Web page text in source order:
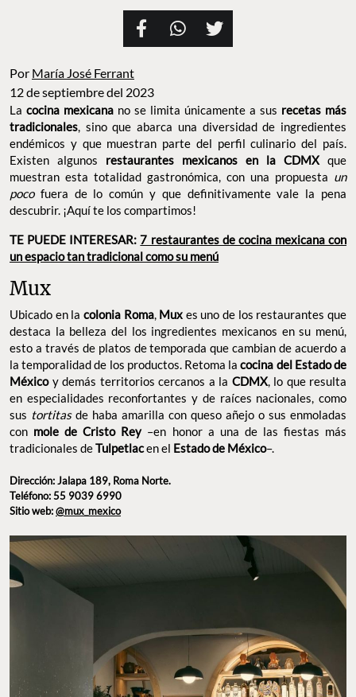
Por María José Ferrant
12 de septiembre del 2023
La cocina mexicana no se limita únicamente a sus recetas más
tradicionales, sino que abarca una diversidad de ingredientes
endémicos y que muestran parte del perfil culinario del país.
Existen algunos restaurantes mexicanos en la CDMX que
muestran esta totalidad gastronómica, con una propuesta un
poco fuera de lo común y que definitivamente vale la pena
descubrir. ¡Aquí te los compartimos!
TE PUEDE INTERESAR:7 restaurantes de cocina mexicana con
un espacio tan tradicional como su menú
Mux
Ubicado en la colonia Roma, Mux es uno de los restaurantes que
destaca la belleza del los ingredientes mexicanos en su menú,
esto a través de platos de temporada que cambian de acuerdo a
la temporalidad de los productos. Retoma la cocina del Estado de
México y demás territorios cercanos a la CDMX, lo que resulta
en especialidades reconfortantes y de raíces nacionales, como
sus tortitas de haba amarilla con queso añejo o sus enmoladas
con mole de Cristo Rey–en honor a una de las fiestas más
tradicionales deTulpetlacen el Estado de México–.
Dirección: Jalapa 189, Roma Norte.
Teléfono: 55 9039 6990
Sitio web:@mux_mexico